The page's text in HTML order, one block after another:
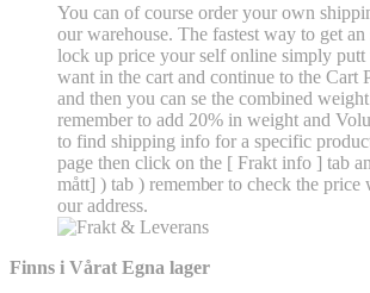
You can of course order your own
our warehouse. The fastest way to get
lock up price your self online simply putt
want in the cart and continue to the Cart
and then you can se the combined
remember to add 20% in weight and
to find shipping info for a specific
page then click on the [ Frakt info ] tab
mått] ) tab ) remember to check the
our address.
Finns i Vårat Egna lager